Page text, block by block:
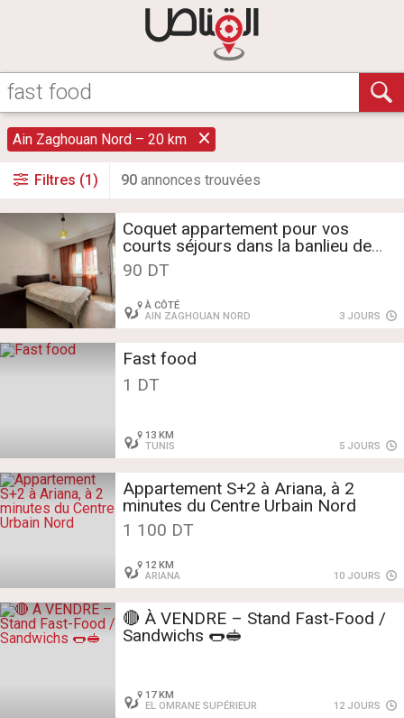
Ain Zaghouan Nord – 20 km
Filtres (1) 90 annonces trouvées
Coquet appartement pour vos
courts séjours dans la banlieu de
Tunis
90 DT
À CÔTÉ
AIN ZAGHOUAN NORD
3 JOURS
Fast food
1 DT
13 KM
TUNIS
5 JOURS
Appartement S+2 à Ariana, à 2
minutes du Centre Urbain Nord
1 100 DT
12 KM
ARIANA
10 JOURS
🔴 À VENDRE – Stand Fast-Food /
Sandwichs 🌭🥪
17 KM
EL OMRANE SUPÉRIEUR
12 JOURS